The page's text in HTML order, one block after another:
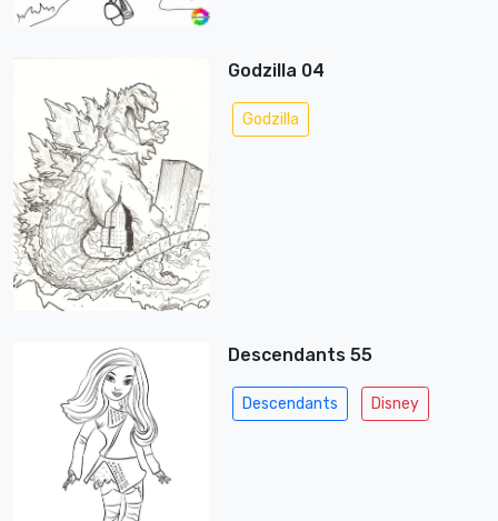
Godzilla 04
Godzilla
Descendants 55
Descendants Disney